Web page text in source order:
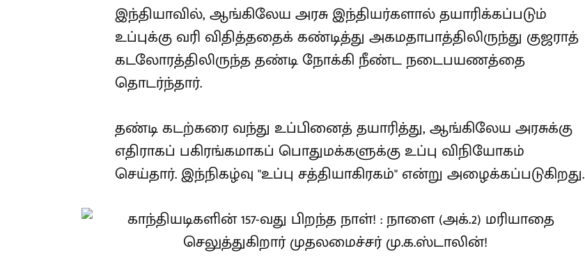
இந்தியாவில், ஆங்கிலேய அரசு இந்தியர்களால் தயாரிக்கப்படும்
உப்புக்கு வரி விதித்ததைக் கண்டித்து அகமதாபாத்திலிருந்து குஜராத்
கடலோரத்திலிருந்த தண்டி நோக்கி நீண்ட நடைபயணத்தை
தொடர்ந்தார்.
தண்டி கடற்கரை வந்து உப்பினைத் தயாரித்து, ஆங்கிலேய அரசுக்கு
எதிராகப் பகிரங்கமாகப் பொதுமக்களுக்கு உப்பு விநியோகம்
செய்தார். இந்நிகழ்வு "உப்பு சத்தியாகிரகம்" என்று அழைக்கப்படுகிறது.